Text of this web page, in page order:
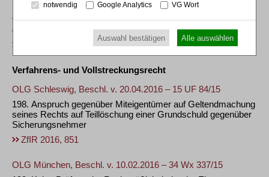
197. Keine Herabsetzung der Grunderwerbsteuer bei
teilweisem Ausfall der Kaufpreisforderung wegen Insolvenz
des Grundstückskäufers
Verfahrens- und Vollstreckungsrecht
OLG Schleswig, Beschl. v. 20.04.2016 – 15 UF 84/15
198. Anspruch gegenüber Miteigentümer auf Geltendmachung
seines Rechts auf Teillöschung einer Grundschuld gegenüber
Sicherungsnehmer
ZfIR 2016, 851
OLG München, Beschl. v. 10.02.2016 – 34 Wx 337/15
notwendig Google Analytics VG Wort
Auswahl bestätigen Alle auswählen